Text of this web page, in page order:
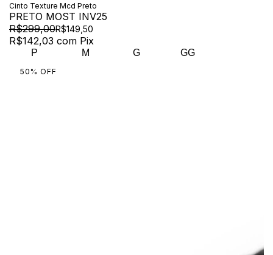
Cinto Texture Mcd Preto
PRETO MOST INV25
R$299,00R$149,50
R$142,03 com Pix
P M G GG
50 % OFF